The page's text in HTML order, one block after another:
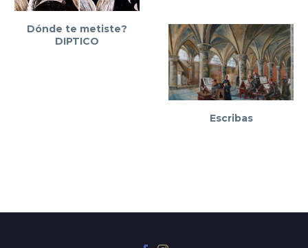
Dónde te metiste?
DIPTICO
Escribas